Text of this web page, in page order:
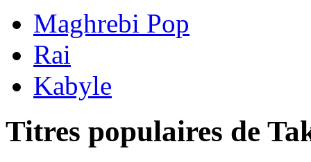
Maghrebi Pop
Rai
Kabyle
Titres populaires de